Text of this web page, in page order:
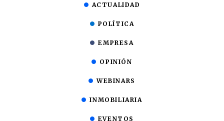
ACTUALIDAD
POLÍTICA
EMPRESA
OPINIÓN
WEBINARS
INMOBILIARIA
EVENTOS